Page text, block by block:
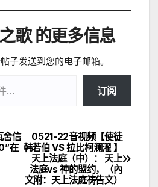
歌 的更多信息
子发送到您的电子邮箱。
订阅
0521-22音视频【使徒
韩若伯 VS 拉比柯澜濯 】
天上法庭（中）： 天上
法庭vs 神的盟约，（內
文附：天上法庭祷告文）
舍信
在